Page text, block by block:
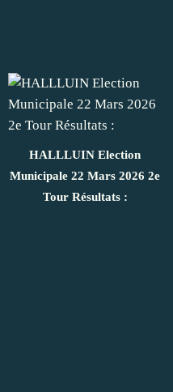
HALLLUIN Election
Municipale 22 Mars 2026 2e
Tour Résultats :